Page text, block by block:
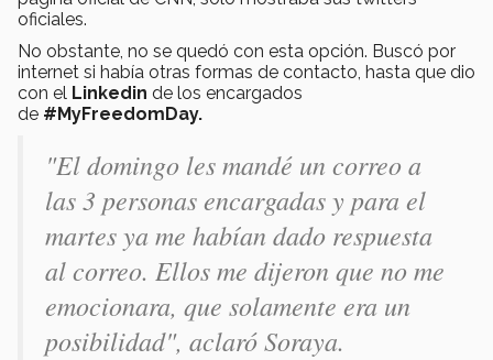
oficiales.
No obstante, no se quedó con esta opción. Buscó por
internet si había otras formas de contacto, hasta que dio
con el Linkedin de los encargados
de #MyFreedomDay.
"El domingo les mandé un correo a
las 3 personas encargadas y para el
martes ya me habían dado respuesta
al correo. Ellos me dijeron que no me
emocionara, que solamente era un
posibilidad", aclaró Soraya.